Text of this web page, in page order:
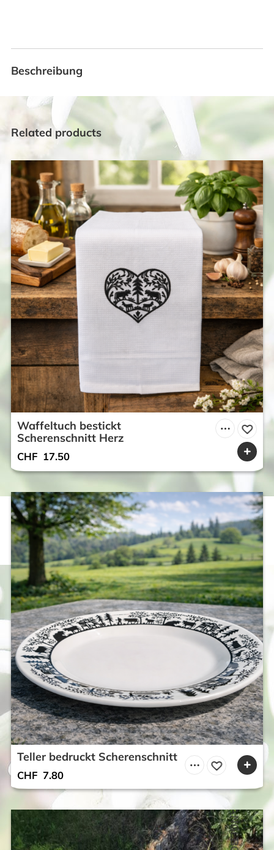
Beschreibung
Related products
Waffeltuch bestickt
Scherenschnitt Herz
CHF 17.50
Teller bedruckt Scherenschnitt
CHF 7.80
ANGEBOT!